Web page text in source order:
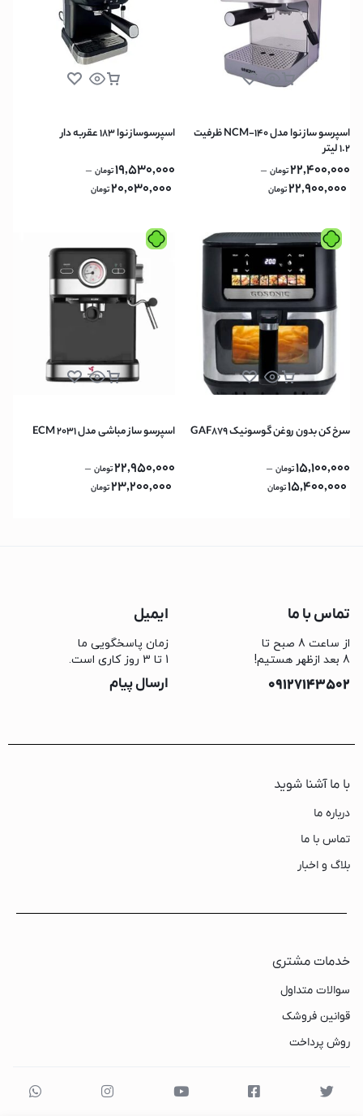
اسپرسو ساز نوا مدل NCM-140 ظرفیت
۱.۲ لیتر
22,400,000تومان –
22,900,000تومان
اسپرسوساز نوا 183 عقربه دار
19,530,000تومان –
20,030,000تومان
سرخ کن بدون روغن گوسونیک GAF879
15,100,000تومان –
15,400,000تومان
اسپرسو ساز مباشی مدل ECM 2031
22,950,000تومان –
23,200,000تومان
تماس با ما
از ساعت 8 صبح تا
8 بعد ازظهر هستیم!
09127143502
ایمیل
زمان پاسخگویی ما
1 تا 3 روز کاری است.
ارسال پیام
با ما آشنا شوید
درباره ما
تماس با ما
بلاگ و اخبار
خدمات مشتری
سوالات متداول
قوانین فروشک
روش پرداخت